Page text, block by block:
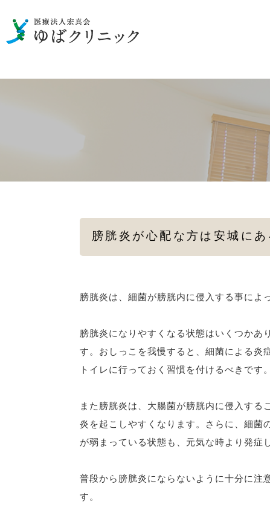
女性の
性病の検査・治療
膀胱炎が心配な方は安城に
膀胱炎は、細菌が膀胱内に侵入する事によ
膀胱炎になりやすくなる状態はいくつかあ
す。おしっこを我慢すると、細菌による炎
トイレに行っておく習慣を付けるべきです。
また膀胱炎は、大腸菌が膀胱内に侵入す
炎を起こしやすくなります。さらに、細菌
が弱まっている状態も、元気な時より発症
普段から膀胱炎にならないように十分に注
す。